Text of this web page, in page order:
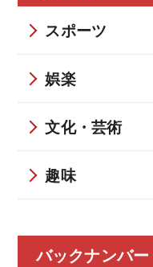
スポーツ
娯楽
文化・芸術
趣味
バックナンバー